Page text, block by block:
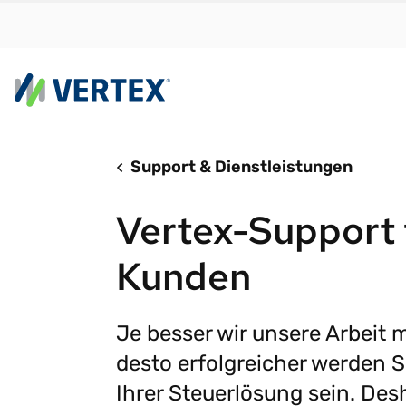
Plattform
mit
Skalierbarkeit
Steuer-
e-Invoicing
SONDERBERICHT
Mit den
Support & Dienstleistungen
Vertex-Support
Kunden
Je besser wir unsere Arbeit
desto erfolgreicher werden
Ihrer Steuerlösung sein.